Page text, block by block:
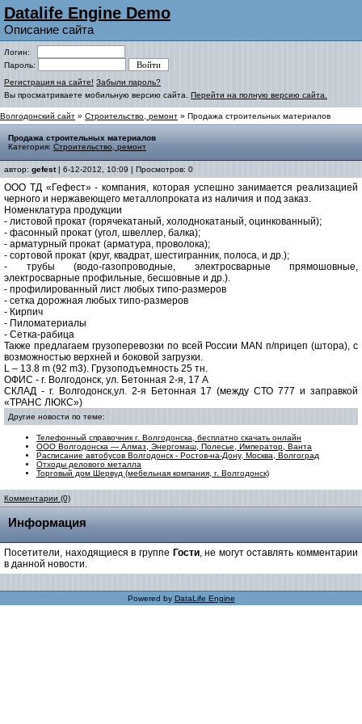
Datalife Engine Demo
Описание сайта
Логин:
Пароль:
Регистрация на сайте! Забыли пароль?
Вы просматриваете мобильную версию сайта. Перейти на полную версию сайта.
Волгодонский сайт » Строительство, ремонт » Продажа строительных материалов
Продажа строительных материалов
Категория: Строительство, ремонт
автор: gefest| 6-12-2012, 10:09 | Просмотров: 0
ООО ТД «Гефест» - компания, которая успешно занимается реализацией
черного и нержавеющего металлопроката из наличия и под заказ.
Номенклатура продукции
- листовой прокат (горячекатаный, холоднокатаный, оцинкованный);
- фасонный прокат (угол, швеллер, балка);
- арматурный прокат (арматура, проволока);
- сортовой прокат (круг, квадрат, шестигранник, полоса, и др.);
- трубы (водо-газопроводные, электросварные прямошовные,
электросварные профильные, бесшовные и др.).
- профилированный лист любых типо-размеров
- сетка дорожная любых типо-размеров
- Кирпич
- Пиломатериалы
- Сетка-рабица
Также предлагаем грузоперевозки по всей России MAN п/прицеп (штора), с
возможностью верхней и боковой загрузки.
L – 13.8 m (92 m3). Грузоподъемность 25 тн.
ОФИС - г. Волгодонск, ул. Бетонная 2-я, 17 А
СКЛАД - г. Волгодонск,ул. 2-я Бетонная 17 (между СТО 777 и заправкой
«ТРАНС ЛЮКС»)
Другие новости по теме:
Телефонный справочник г. Волгодонска, бесплатно скачать онлайн
ООО Волгодонска — Алмаз, Энергомаш, Полесье, Император, Ванта
Расписание автобусов Волгодонск - Ростов-на-Дону, Москва, Волгоград
Отходы делового металла
Торговый дом Шервуд (мебельная компания, г. Волгодонск)
Комментарии (0)
Информация
Посетители, находящиеся в группе Гости, не могут оставлять комментарии
в данной новости.
Powered by DataLife Engine